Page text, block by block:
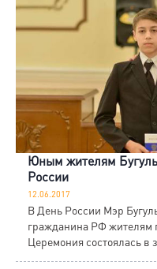
Юным жителям
России
12.06.2017
В День России Мэр
гражданина РФ жителям
Церемония состоялась в